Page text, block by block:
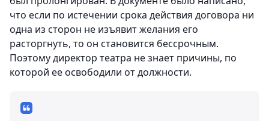
что если по истечении срока действия договора ни
одна из сторон не изъявит желания его
расторгнуть, то он становится бессрочным.
Поэтому директор театра не знает причины, по
которой ее освободили от должности.